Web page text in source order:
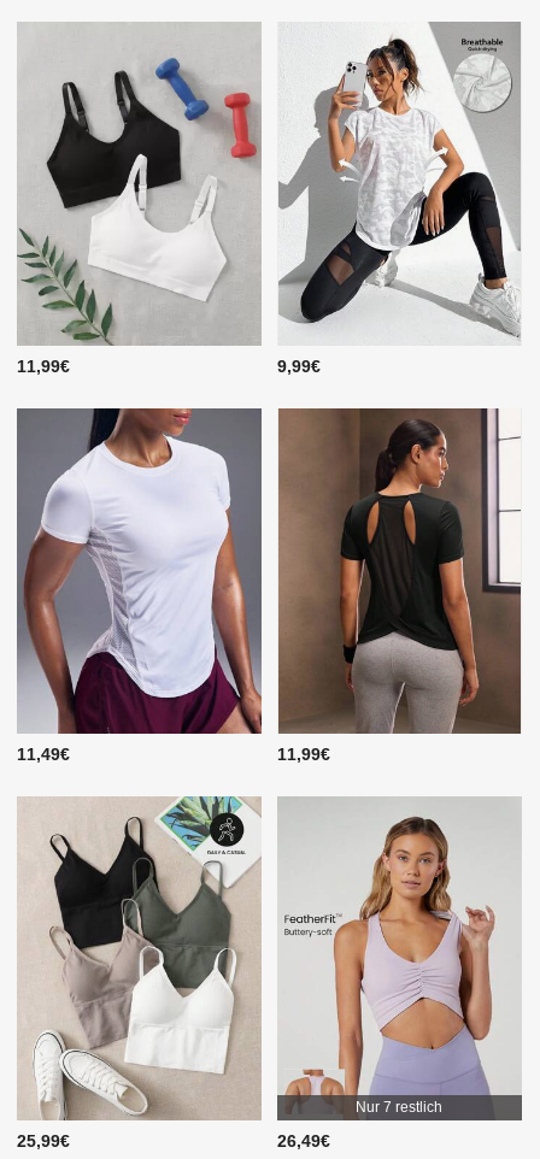
11,99€ 9,99€
11,49€ 11,99€
25,99€
Nur 7 restlich
26,49€